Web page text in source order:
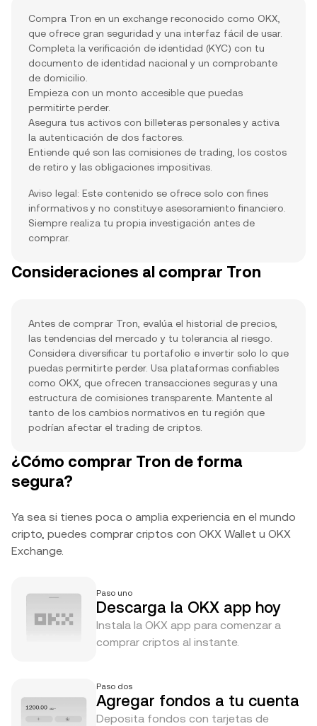
Compra Tron en un exchange reconocido como OKX,
que ofrece gran seguridad y una interfaz fácil de usar.
Completa la verificación de identidad (KYC) con tu
documento de identidad nacional y un comprobante
de domicilio.
Empieza con un monto accesible que puedas
permitirte perder.
Asegura tus activos con billeteras personales y activa
la autenticación de dos factores.
Entiende qué son las comisiones de trading, los costos
de retiro y las obligaciones impositivas.
Aviso legal: Este contenido se ofrece solo con fines
informativos y no constituye asesoramiento financiero.
Siempre realiza tu propia investigación antes de
comprar.
Consideraciones al comprar Tron
Antes de comprar Tron, evalúa el historial de precios,
las tendencias del mercado y tu tolerancia al riesgo.
Considera diversificar tu portafolio e invertir solo lo que
puedas permitirte perder. Usa plataformas confiables
como OKX, que ofrecen transacciones seguras y una
estructura de comisiones transparente. Mantente al
tanto de los cambios normativos en tu región que
podrían afectar el trading de criptos.
¿Cómo comprar Tron de forma
segura?
Ya sea si tienes poca o amplia experiencia en el mundo
cripto, puedes comprar criptos con OKX Wallet u OKX
Exchange.
Paso uno
Descarga la OKX app hoy
Instala la OKX app para comenzar a
comprar criptos al instante.
Paso dos
Agregar fondos a tu cuenta
Deposita fondos con tarjetas de